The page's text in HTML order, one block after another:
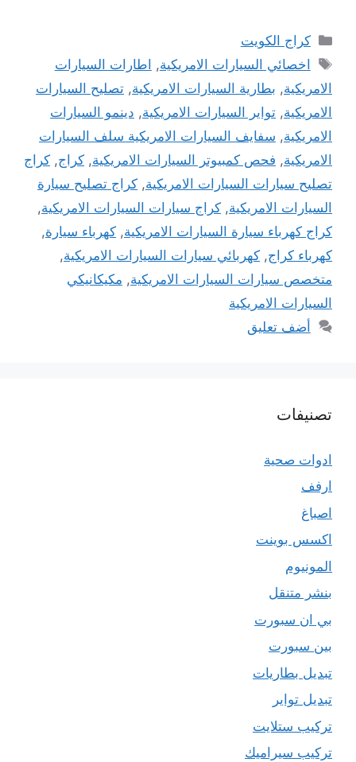
التصنيفات
كراج الكويت
الوسوم
اخصائي السيارات الامريكية, اطارات السيارات
الامريكية, بطارية السيارات الامريكية, تصليح السيارات
الامريكية, تواير السيارات الامريكية, دينمو السيارات
الامريكية, سفايف السيارات الامريكية سلف السيارات
الامريكية, فحص كمبيوتر السيارات الامريكية, كراج, كراج
تصليح سيارات السيارات الامريكية, كراج تصليح سيارة
السيارات الامريكية, كراج سيارات السيارات الامريكية,
كراج كهرباء سيارة السيارات الامريكية, كهرباء سيارة,
كهرباء كراج, كهربائي سيارات السيارات الامريكية,
متخصص سيارات السيارات الامريكية, مكيكانيكي
السيارات الامريكية
أضف تعليق
تصنيفات
ادوات صحية
ارفف
اصباغ
اكسس بوينت
المونيوم
بنشر متنقل
بي ان سبورت
بين سبورت
تبديل بطاريات
تبديل تواير
تركيب ستلايت
تركيب سيراميك